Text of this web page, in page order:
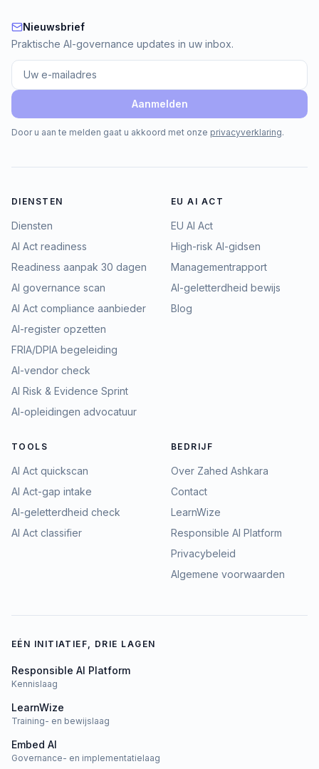
Nieuwsbrief
Nieuwsbrief
Praktische AI-governance updates in uw inbox.
Aanmelden
Door u aan te melden gaat u akkoord met onze privacyverklaring.
DIENSTEN
Diensten
AI Act readiness
Readiness aanpak 30 dagen
AI governance scan
AI Act compliance aanbieder
AI-register opzetten
FRIA/DPIA begeleiding
AI-vendor check
AI Risk & Evidence Sprint
AI-opleidingen advocatuur
EU AI ACT
EU AI Act
High-risk AI-gidsen
Managementrapport
AI-geletterdheid bewijs
Blog
TOOLS
AI Act quickscan
AI Act-gap intake
AI-geletterdheid check
AI Act classifier
BEDRIJF
Over Zahed Ashkara
Contact
LearnWize
Responsible AI Platform
Privacybeleid
Algemene voorwaarden
EÉN INITIATIEF, DRIE LAGEN
Responsible AI Platform
Kennislaag
LearnWize
Training- en bewijslaag
Embed AI
Governance- en implementatielaag